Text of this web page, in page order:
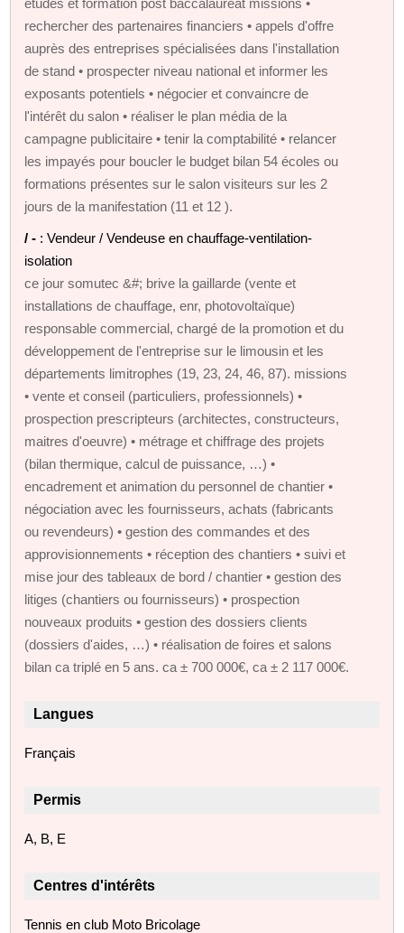
rechercher des partenaires financiers • appels d'offre
auprès des entreprises spécialisées dans l'installation
de stand • prospecter niveau national et informer les
exposants potentiels • négocier et convaincre de
l'intérêt du salon • réaliser le plan média de la
campagne publicitaire • tenir la comptabilité • relancer
les impayés pour boucler le budget bilan 54 écoles ou
formations présentes sur le salon visiteurs sur les 2
jours de la manifestation (11 et 12 ).
/ - : Vendeur / Vendeuse en chauffage-ventilation-
isolation
ce jour somutec &#; brive la gaillarde (vente et
installations de chauffage, enr, photovoltaïque)
responsable commercial, chargé de la promotion et du
développement de l'entreprise sur le limousin et les
départements limitrophes (19, 23, 24, 46, 87). missions
• vente et conseil (particuliers, professionnels) •
prospection prescripteurs (architectes, constructeurs,
maitres d'oeuvre) • métrage et chiffrage des projets
(bilan thermique, calcul de puissance, …) •
encadrement et animation du personnel de chantier •
négociation avec les fournisseurs, achats (fabricants
ou revendeurs) • gestion des commandes et des
approvisionnements • réception des chantiers • suivi et
mise jour des tableaux de bord / chantier • gestion des
litiges (chantiers ou fournisseurs) • prospection
nouveaux produits • gestion des dossiers clients
(dossiers d'aides, …) • réalisation de foires et salons
bilan ca triplé en 5 ans. ca ± 700 000€, ca ± 2 117 000€.
Langues
Français
Permis
A, B, E
Centres d'intérêts
Tennis en club Moto Bricolage